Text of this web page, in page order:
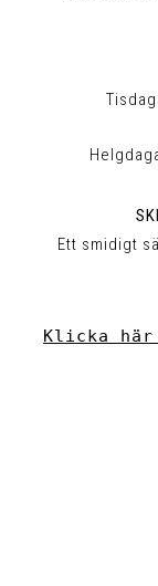
Ett smidigt
Klicka